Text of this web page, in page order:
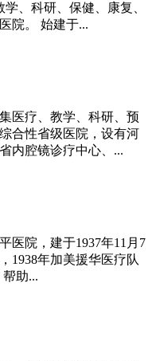
、科研、保健、康复、
院。 始建于...
医疗、教学、科研、预
合性省级医院，设有河
内腔镜诊疗中心、...
医院，建于1937年11月7
1938年加美援华医疗队
助...